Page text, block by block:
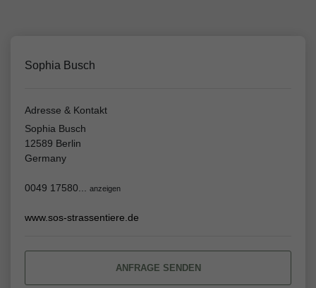
Sophia Busch
Adresse & Kontakt
Sophia Busch
12589 Berlin
Germany
0049 17580... anzeigen
www.sos-strassentiere.de
ANFRAGE SENDEN